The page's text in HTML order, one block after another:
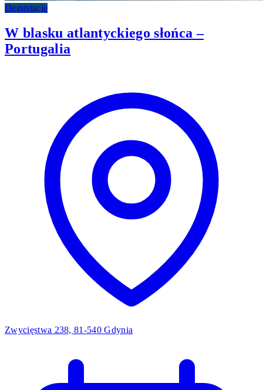
Degustacje
W blasku atlantyckiego słońca –
Portugalia
Zwycięstwa 238, 81-540 Gdynia